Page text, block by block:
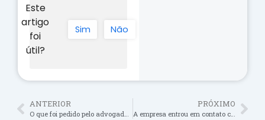
Este
artigo
foi
útil?
Sim Não
ANTERIOR
O que foi pedido pelo advogado em meu processo?
PRÓXIMO
A empresa entrou em contato comigo oferecendo valores, posso aceitar?